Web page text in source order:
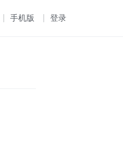
手机版 登录